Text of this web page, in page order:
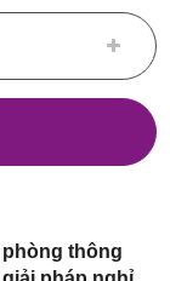
phòng thông